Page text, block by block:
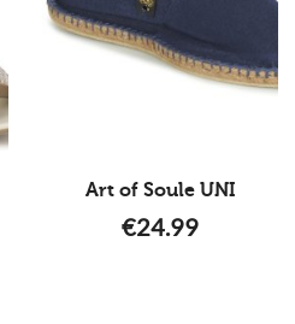
Art of Soule UNI
€24.99